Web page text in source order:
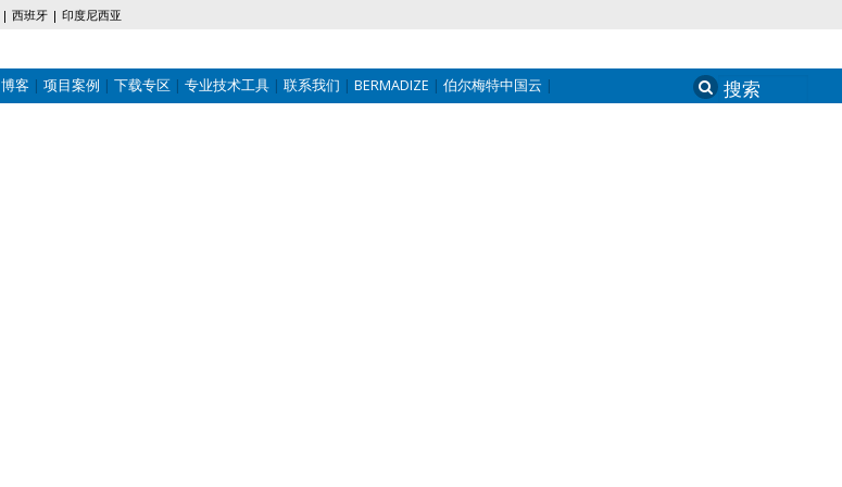
西班牙 印度尼西亚
博客 项目案例 下载专区 专业技术工具 联系我们 BERMADIZE 伯尔梅特中国云 Search
for: